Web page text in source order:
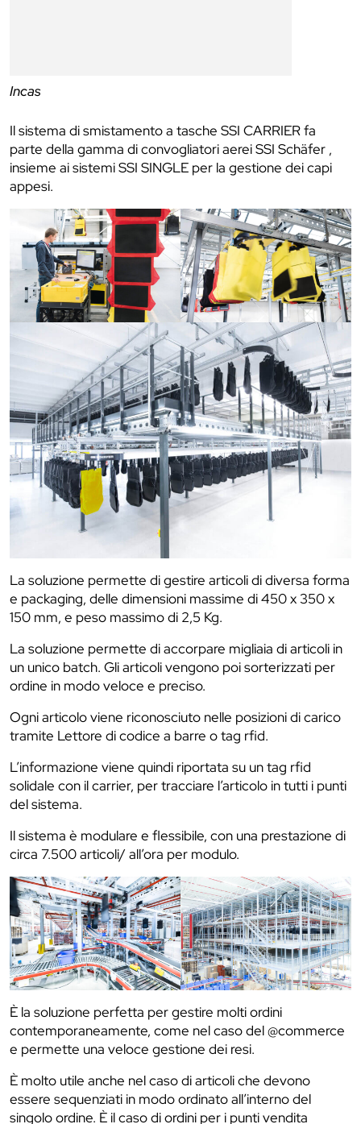
Incas
Il sistema di smistamento a tasche SSI CARRIER fa
parte della gamma di convogliatori aerei SSI Schäfer ,
insieme ai sistemi SSI SINGLE per la gestione dei capi
appesi.
La soluzione permette di gestire articoli di diversa forma
e packaging, delle dimensioni massime di 450 x 350 x
150 mm, e peso massimo di 2,5 Kg.
La soluzione permette di accorpare migliaia di articoli in
un unico batch. Gli articoli vengono poi sorterizzati per
ordine in modo veloce e preciso.
Ogni articolo viene riconosciuto nelle posizioni di carico
tramite Lettore di codice a barre o tag rfid.
L’informazione viene quindi riportata su un tag rfid
solidale con il carrier, per tracciare l’articolo in tutti i punti
del sistema.
Il sistema è modulare e flessibile, con una prestazione di
circa 7.500 articoli/ all’ora per modulo.
È la soluzione perfetta per gestire molti ordini
contemporaneamente, come nel caso del @commerce
e permette una veloce gestione dei resi.
È molto utile anche nel caso di articoli che devono
essere sequenziati in modo ordinato all’interno del
singolo ordine. È il caso di ordini per i punti vendita